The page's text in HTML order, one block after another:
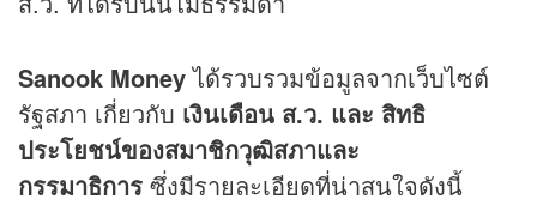
Sanook Moneyได้รวบรวมข้อมูลจากเว็บไซต์
รัฐสภา เกี่ยวกับ เงินเดือน ส.ว. และ สิทธิ
ประโยชน์ของสมาชิกวุฒิสภาและ
กรรมาธิการ ซึ่งมีรายละเอียดที่น่าสนใจดังนี้